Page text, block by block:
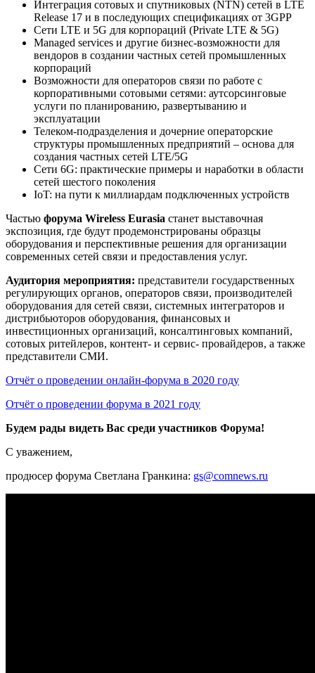
Интеграция сотовых и спутниковых (NTN) сетей в LTE
Release 17 и в последующих спецификациях от 3GPP
Сети LTE и 5G для корпораций (Private LTE & 5G)
Managed services и другие бизнес-возможности для
вендоров в создании частных сетей промышленных
корпораций
Возможности для операторов связи по работе с
корпоративными сотовыми сетями: аутсорсинговые
услуги по планированию, развертыванию и
эксплуатации
Телеком-подразделения и дочерние операторские
структуры промышленных предприятий – основа для
создания частных сетей LTE/5G
Сети 6G: практические примеры и наработки в области
сетей шестого поколения
IoT: на пути к миллиардам подключенных устройств
Частью форума Wireless Eurasia станет выставочная
экспозиция, где будут продемонстрированы образцы
оборудования и перспективные решения для организации
современных сетей связи и предоставления услуг.
Аудитория мероприятия: представители государственных
регулирующих органов, операторов связи, производителей
оборудования для сетей связи, системных интеграторов и
дистрибьюторов оборудования, финансовых и
инвестиционных организаций, консалтинговых компаний,
сотовых ритейлеров, контент- и сервис- провайдеров, а также
представители СМИ.
Отчёт о проведении онлайн-форума в 2020 году
Отчёт о проведении форума в 2021 году
Будем рады видеть Вас среди участников Форума!
С уважением,
продюсер форума Светлана Гранкина: gs@comnews.ru